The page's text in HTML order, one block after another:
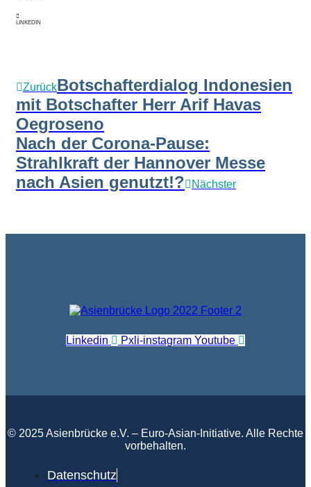
LINKEDIN
ZurückBotschafterdialog Indonesien
mit Botschafter Herr Arif Havas
Oegroseno
Nach der Corona-Pause:
Strahlkraft der Hannover Messe
nach Asien genutzt!?
Nächster
Linkedin Pxli-instagram Youtube
© 2025 Asienbrücke e.V. – Euro-Asian-Initiative. Alle Rechte
vorbehalten.
Datenschutz